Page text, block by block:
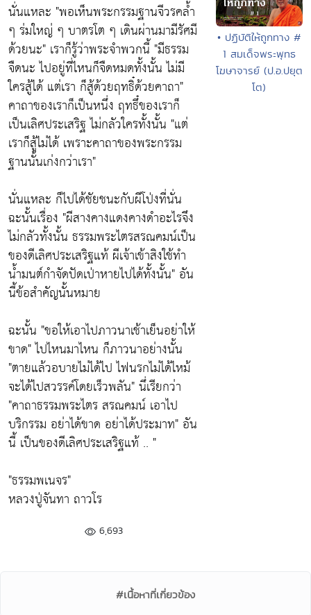
นั่นแหละ "พอเห็นพระกรรมฐานจีวรคลํ้า
ๆ ร่มใหญ่ ๆ บาตรโต ๆ เดินผ่านมามีรัศมี
ด้วยนะ" เราก็รู้ว่าพระจำพวกนี้ "มีธรรม
จืดนะ ไปอยู่ที่ไหนก็จืดหมดทั้งนั้น ไม่มี
ใครสู้ได้ แต่เรา ก็สู้ด้วยฤทธิ๋ด้วยคาถา"
คาถาของเราก็เป็นหนึ่ง ฤทธึ๋ของเราก็
เป็นเลิศประเสริฐ ไม่กลัวใครทั้งนั้น "แต่
เราก็สู้ไม่ได้ เพราะคาถาของพระกรรม
ฐานนั้นเก่งกว่าเรา"
นั่นแหละ ก็ไปได้ชัยชนะกับผีโป่งที่นั่น
ฉะนั้นเรื่อง "ผีสางคางแดงคางดำอะไรจึง
ไม่กลัวทั้งนั้น ธรรมพระไตรสรณคมน์เป็น
ของดีเลิศประเสริฐแท้ ผีเจ้าเข้าสิงใช้ทำ
น้ำมนต์กำจัดปัดเป่าหายไปได้ทั้งนั้น" อัน
นี้ข้อสำคัญนั้นหมาย
ฉะนั้น "ขอให้เอาไปภาวนาเช้าเย็นอย่าให้
ขาด" ไปไหนมาไหน ก็ภาวนาอย่างนั้น
"ตายแล้วอบายไม่ได้ไป ไฟนรกไม่ได้ไหม้
จะได้ไปสวรรค์โดยเร็วพลัน" นึ่เรียกว่า
"คาถาธรรมพระไตร สรณคมน์ เอาไป
บริกรรม อย่าได้ขาด อย่าได้ประมาท" อัน
นี้ เป็นของดีเลิศประเสริฐแท้ .. "
"ธรรมพเนจร"
หลวงปู่จันทา ถาวโร
6,693
• ปฏิบัติให้ถูกทาง #
1 สมเด็จพระพุทธ
โฆษาจารย์ (ป.อ.ปยุต
โต)
#เนื้อหาที่เกี่ยวข้อง